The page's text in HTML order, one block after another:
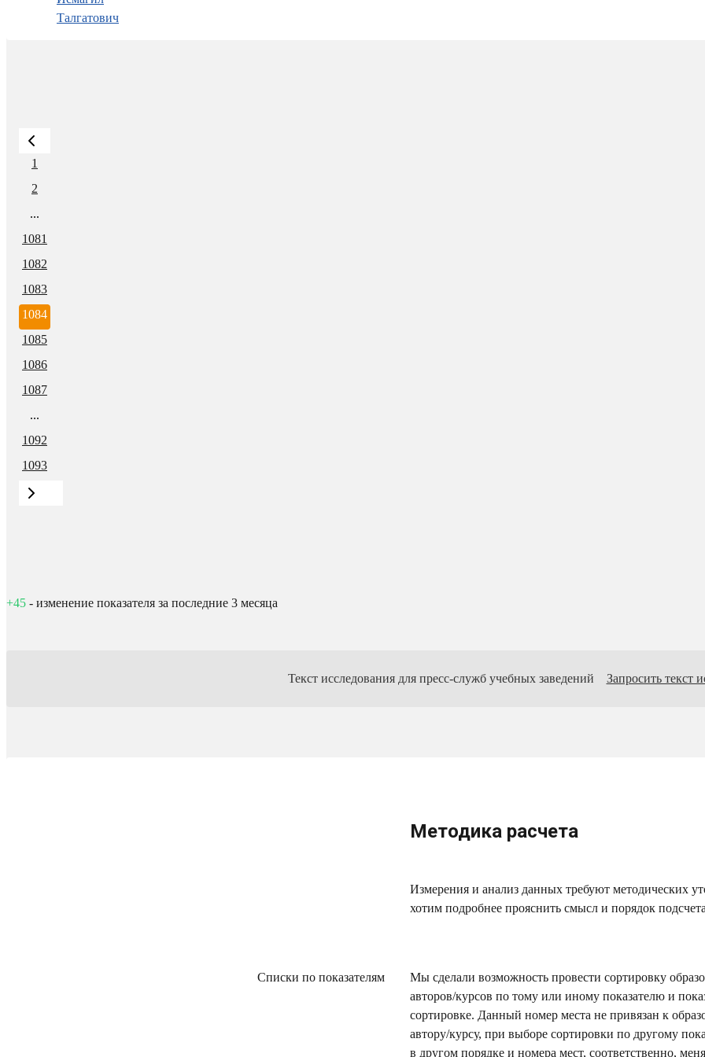
Талгатович
1
2
...
1081
1082
1083
1084
1085
1086
1087
...
1092
1093
+45 - изменение показателя за последние 3 месяца
Текст исследования для пресс-служб учебных заведений Запросить текст
Методика расчета
Измерения и анализ данных требуют методических
хотим подробнее прояснить смысл и порядок
Списки по показателям
Мы сделали возможность провести сортировку
авторов/курсов по тому или иному показателю и
сортировке. Данный номер места не привязан к
автору/курсу, при выборе сортировки по другому
в другом порядке и номера мест, соответственно,